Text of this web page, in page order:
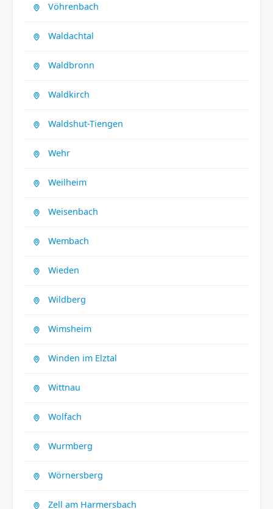
Vöhrenbach
Waldachtal
Waldbronn
Waldkirch
Waldshut-Tiengen
Wehr
Weilheim
Weisenbach
Wembach
Wieden
Wildberg
Wimsheim
Winden im Elztal
Wittnau
Wolfach
Wurmberg
Wörnersberg
Zell am Harmersbach